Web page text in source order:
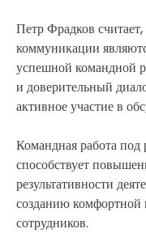
Петр Фрадков
коммуникации
успешной командной
и доверительный
активное участие в
Командная работа
способствует
результативности
созданию комфортной
сотрудников.